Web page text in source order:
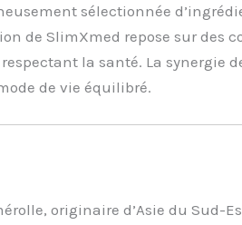
sélectionnée
de SlimXmed repose sur des
la santé. La synergie
de vie équilibré.
originaire d’Asie du Sud-